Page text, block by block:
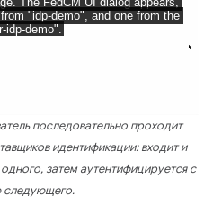
последовательно проходит
идентификации: входит и
затем аутентифицируется с